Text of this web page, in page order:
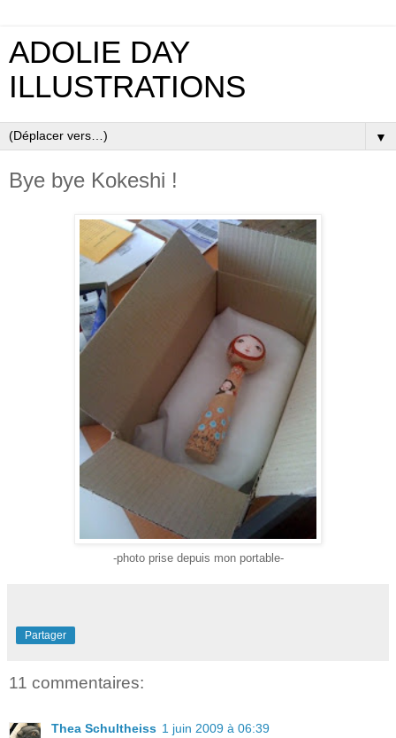
ADOLIE DAY
ILLUSTRATIONS
▼
Bye bye Kokeshi !
-photo prise depuis mon portable-
Partager
11 commentaires:
Thea Schultheiss 1 juin 2009 à 06:39